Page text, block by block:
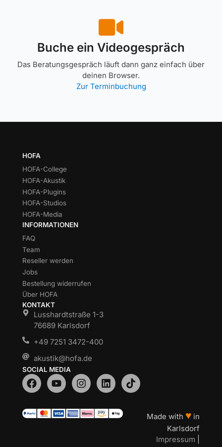
Buche ein Videogespräch
Das Beratungsgespräch läuft dann ganz einfach über
deinen Browser.
Zur Terminbuchung
HOFA
HOFA-College
HOFA-Akustik
HOFA-Plugins
HOFA-Studios
HOFA-Media
INFORMATIONEN
FAQ
Team
Reseller werden
Jobs
Bestellung widerrufen
Über HOFA
KONTAKT
Lusshardtstraße 1-3
76689 Karlsdorf
+49 7251 3472-400
akustik@hofa.de
SOCIAL MEDIA
Made with ♥ in
Karlsdorf
Impressum